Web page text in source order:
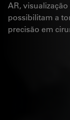
AR,
possibilitam a
precisão em